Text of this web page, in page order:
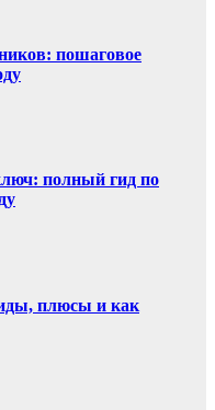
пошаговое
полный гид по
плюсы и как